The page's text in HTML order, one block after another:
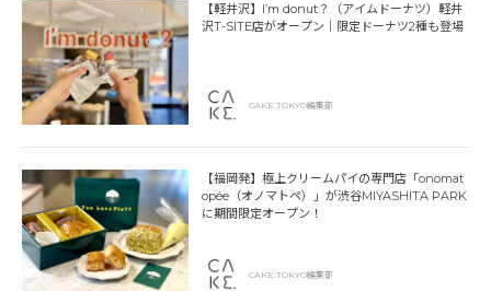
【軽井沢】I’m donut？（アイムドーナツ）軽井
沢T-SITE店がオープン｜限定ドーナツ2種も登場
CAKE.TOKYO編集部
【福岡発】極上クリームパイの専門店「onomat
opée（オノマトペ）」が渋谷MIYASHITA PARK
に期間限定オープン！
CAKE.TOKYO編集部